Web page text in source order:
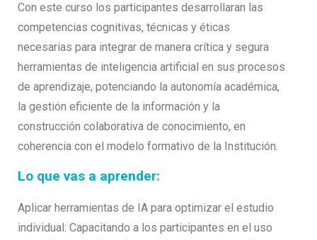
Con este curso los participantes desarrollaran las
competencias cognitivas, técnicas y éticas
necesarias para integrar de manera crítica y segura
herramientas de inteligencia artificial en sus procesos
de aprendizaje, potenciando la autonomía académica,
la gestión eficiente de la información y la
construcción colaborativa de conocimiento, en
coherencia con el modelo formativo de la Institución.
Lo que vas a aprender:
Aplicar herramientas de IA para optimizar el estudio
individual: Capacitando a los participantes en el uso